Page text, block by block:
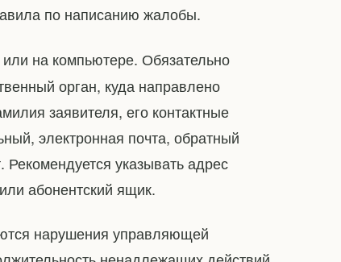
по написанию жалобы.
на компьютере. Обязательно
орган, куда направлено
заявителя, его контактные
электронная почта, обратный
указывать адрес
абонентский ящик.
нарушения управляющей